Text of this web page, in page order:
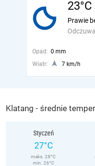
23°C
Prawie
Opad: 0 mm
Wiatr:
7 km/h
Klatang - średnie
Styczeń
27°C
maks. 28°C
min. 26°C